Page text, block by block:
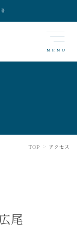
科
MENU
TOP > アクセス
尾